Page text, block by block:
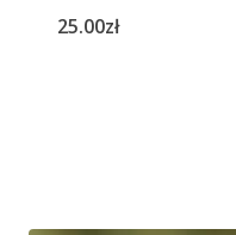
25.00zł